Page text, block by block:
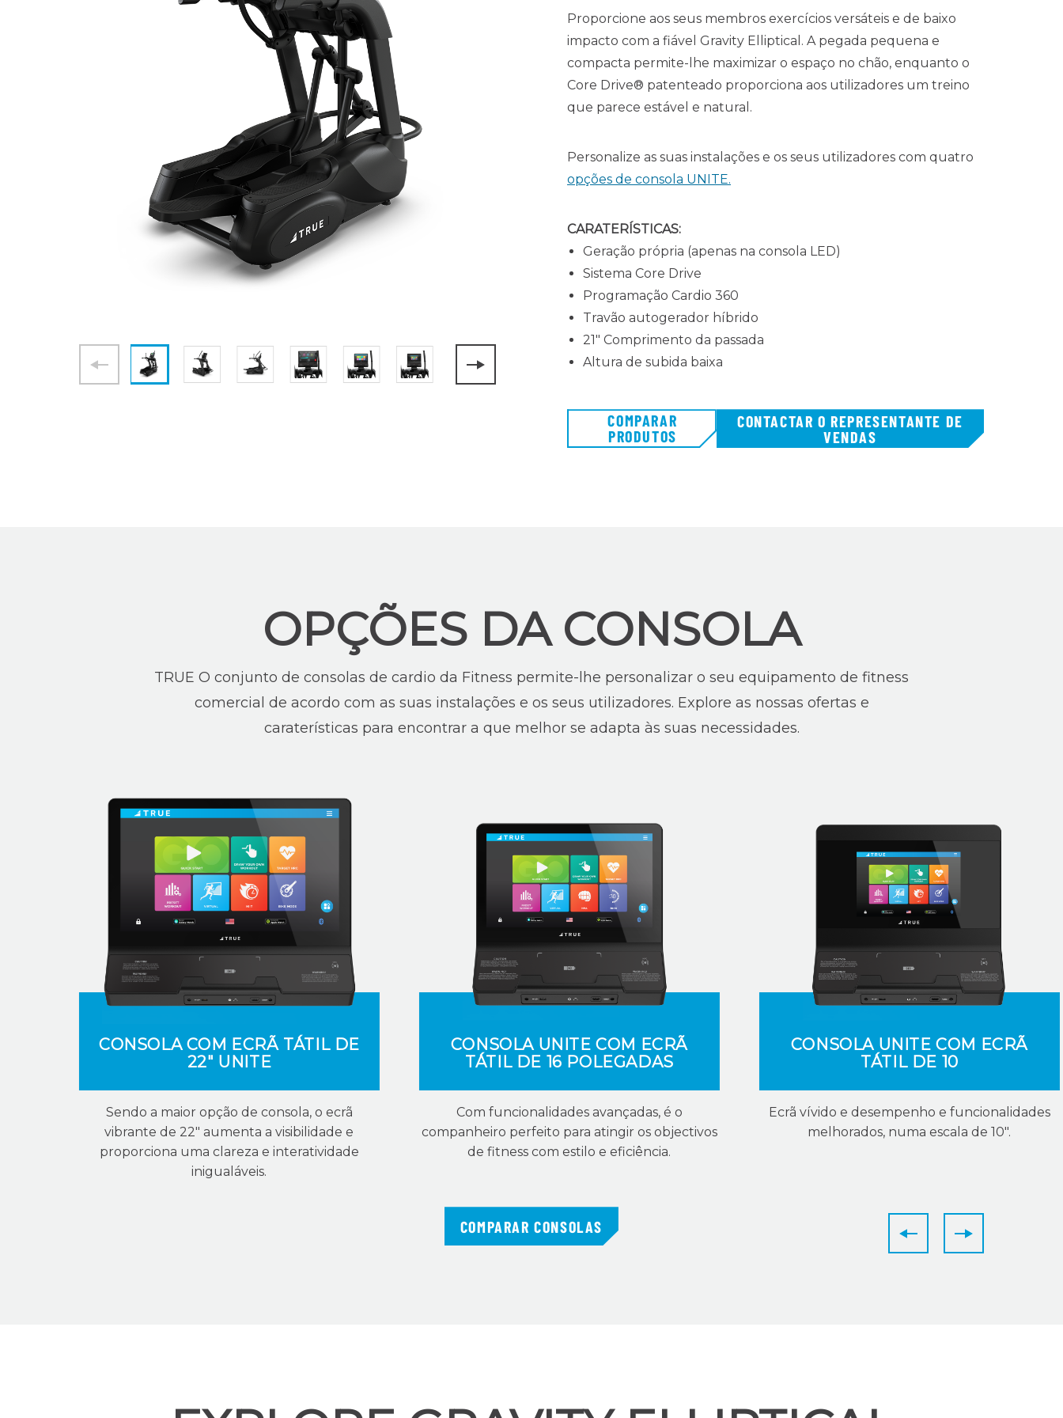
Proporcione aos seus membros exercícios versáteis e de baixo
impacto com a fiável Gravity Elliptical. A pegada pequena e
compacta permite-lhe maximizar o espaço no chão, enquanto o
Core Drive® patenteado proporciona aos utilizadores um treino
que parece estável e natural.
Personalize as suas instalações e os seus utilizadores com quatro
opções de consola UNITE.
CARATERÍSTICAS:
Geração própria (apenas na consola LED)
Sistema Core Drive
Programação Cardio 360
Travão autogerador híbrido
21" Comprimento da passada
Altura de subida baixa
COMPARAR
PRODUTOS
CONTACTAR O REPRESENTANTE DE
VENDAS
OPÇÕES DA CONSOLA
TRUE O conjunto de consolas de cardio da Fitness permite-lhe personalizar o seu equipamento de fitness
comercial de acordo com as suas instalações e os seus utilizadores. Explore as nossas ofertas e
caraterísticas para encontrar a que melhor se adapta às suas necessidades.
CONSOLA COM ECRÃ TÁTIL DE
22" UNITE
Sendo a maior opção de consola, o ecrã
vibrante de 22" aumenta a visibilidade e
proporciona uma clareza e interatividade
inigualáveis.
CONSOLA UNITE COM ECRÃ
TÁTIL DE 16 POLEGADAS
Com funcionalidades avançadas, é o
companheiro perfeito para atingir os objectivos
de fitness com estilo e eficiência.
CONSOLA UNITE COM ECRÃ
TÁTIL DE 10
Ecrã vívido e desempenho e funcionalidades
melhorados, numa escala de 10".
COMPARAR CONSOLAS